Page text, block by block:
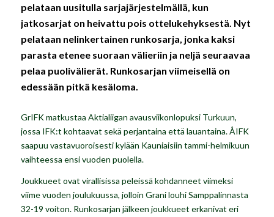
pelataan uusitulla sarjajärjestelmällä, kun
jatkosarjat on heivattu pois ottelukehyksestä. Nyt
pelataan nelinkertainen runkosarja, jonka kaksi
parasta etenee suoraan välieriin ja neljä seuraavaa
pelaa puolivälierät. Runkosarjan viimeisellä on
edessään pitkä kesäloma.
GrIFK matkustaa Aktialiigan avausviikonlopuksi Turkuun,
jossa IFK:t kohtaavat sekä perjantaina että lauantaina. ÅIFK
saapuu vastavuoroisesti kylään Kauniaisiin tammi-helmikuun
vaihteessa ensi vuoden puolella.
Joukkueet ovat virallisissa peleissä kohdanneet viimeksi
viime vuoden joulukuussa, jolloin Grani louhi Samppalinnasta
32-19 voiton. Runkosarjan jälkeen joukkueet erkanivat eri